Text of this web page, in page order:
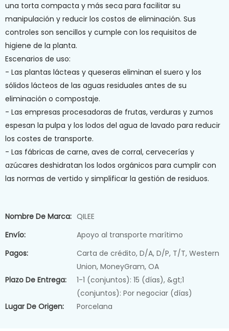
una torta compacta y más seca para facilitar su
manipulación y reducir los costos de eliminación. Sus
controles son sencillos y cumple con los requisitos de
higiene de la planta.
Escenarios de uso:
- Las plantas lácteas y queseras eliminan el suero y los
sólidos lácteos de las aguas residuales antes de su
eliminación o compostaje.
- Las empresas procesadoras de frutas, verduras y zumos
espesan la pulpa y los lodos del agua de lavado para reducir
los costes de transporte.
- Las fábricas de carne, aves de corral, cervecerías y
azúcares deshidratan los lodos orgánicos para cumplir con
las normas de vertido y simplificar la gestión de residuos.
Nombre De Marca: QILEE
Envío:
Apoyo al transporte marítimo
Pagos:
Carta de crédito, D/A, D/P, T/T, Western
Union, MoneyGram, OA
Plazo De Entrega:
1-1 (conjuntos): 15 (días), &gt;1
(conjuntos): Por negociar (días)
Lugar De Origen:
Porcelana